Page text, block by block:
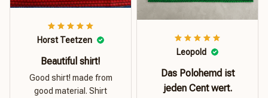
Horst Teetzen
Beautiful shirt!
Good shirt! made from
good material. Shirt
Leopold
Das Polohemd ist
jeden Cent wert.